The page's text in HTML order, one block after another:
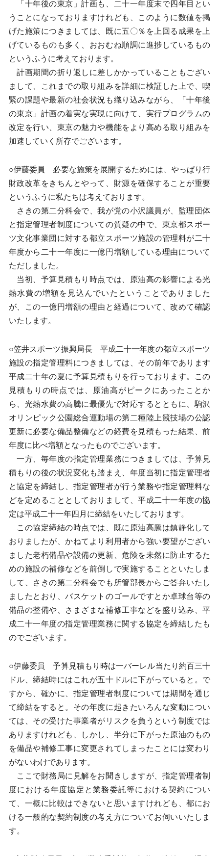
「十年後の東京」計画も、二十一年度末で四年目とい
うことになっておりますけれども、このように数値を掲
げた施策につきましては、既に五〇％を上回る成果を上
げているものも多く、おおむね順調に進捗しているもの
というふうに考えております。
計画期間の折り返しに差しかかっていることもござい
まして、これまでの取り組みを詳細に検証した上で、喫
緊の課題や最新の社会状況も織り込みながら、「十年後
の東京」計画の着実な実現に向けて、実行プログラムの
改定を行い、東京の魅力や機能をより高める取り組みを
加速していく所存でございます。
○伊藤委員 必要な施策を展開するためには、やっぱり行
財政改革をきちんとやって、財源を確保することが重要
というふうに私たちは考えております。
さきの第二分科会で、我が党の小沢議員が、監理団体
と指定管理者制度についての質疑の中で、東京都スポー
ツ文化事業団に対する都立スポーツ施設の管理料が二十
年度から二十一年度に一億円増額している理由について
ただしました。
当初、予算見積もり時点では、原油高の影響による光
熱水費の増額を見込んでいたということでありました
が、この一億円増額の理由と経過について、改めて確認
いたします。
○笠井スポーツ振興局長 平成二十一年度の都立スポーツ
施設の指定管理料につきましては、その前年であります
平成二十年の夏に予算見積もりを行っております。この
見積もりの時点では、原油高がピークにあったことか
ら、光熱水費の高騰に最優先で対応するとともに、駒沢
オリンピック公園総合運動場の第二種陸上競技場の公認
更新に必要な備品整備などの経費を見積もった結果、前
年度に比べ増額となったものでございます。
一方、毎年度の指定管理業務につきましては、予算見
積もりの後の状況変化も踏まえ、年度当初に指定管理者
と協定を締結し、指定管理者が行う業務や指定管理料な
どを定めることとしておりまして、平成二十一年度の協
定は平成二十一年四月に締結をいたしております。
この協定締結の時点では、既に原油高騰は鎮静化して
おりましたが、かねてより利用者から強い要望がござい
ました老朽備品や設備の更新、危険を未然に防止するた
めの施設の補修などを前倒しで実施することといたしま
して、さきの第二分科会でも所管部長からご答弁いたし
ましたとおり、バスケットのゴールですとか卓球台等の
備品の整備や、さまざまな補修工事などを盛り込み、平
成二十一年度の指定管理業務に関する協定を締結したも
のでございます。
○伊藤委員 予算見積もり時は一バーレル当たり約百三十
ドル、締結時にはこれが五十ドルに下がっていると。で
すから、確かに、指定管理者制度については期間を通じ
て締結をすると。その年度に起きたいろんな変動につい
ては、その受けた事業者がリスクを負うという制度では
ありますけれども、しかし、半分に下がった原油のもの
を備品や補修工事に変更されてしまったことには変わり
がないわけであります。
ここで財務局に見解をお聞きしますが、指定管理者制
度における年度協定と業務委託等における契約につい
て、一概に比較はできないと思いますけれども、都にお
ける一般的な契約制度の考え方についてお伺いいたしま
す。